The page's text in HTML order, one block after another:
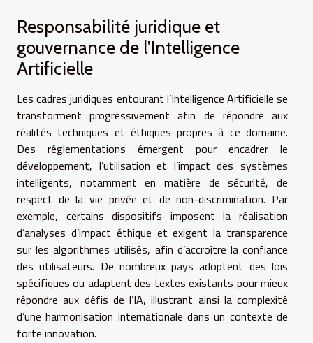
Responsabilité juridique et
gouvernance de l’Intelligence
Artificielle
Les cadres juridiques entourant l’Intelligence Artificielle se
transforment progressivement afin de répondre aux
réalités techniques et éthiques propres à ce domaine.
Des réglementations émergent pour encadrer le
développement, l’utilisation et l’impact des systèmes
intelligents, notamment en matière de sécurité, de
respect de la vie privée et de non-discrimination. Par
exemple, certains dispositifs imposent la réalisation
d’analyses d’impact éthique et exigent la transparence
sur les algorithmes utilisés, afin d’accroître la confiance
des utilisateurs. De nombreux pays adoptent des lois
spécifiques ou adaptent des textes existants pour mieux
répondre aux défis de l’IA, illustrant ainsi la complexité
d’une harmonisation internationale dans un contexte de
forte innovation.